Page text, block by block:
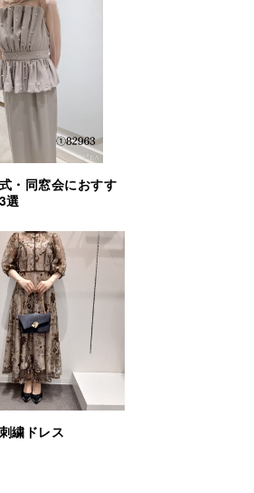
・同窓会におすす
選
繍ドレス